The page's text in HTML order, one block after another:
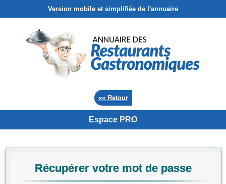
Version mobile et simplifiée de l'annuaire
«« Retour
Espace PRO
Récupérer votre mot de passe